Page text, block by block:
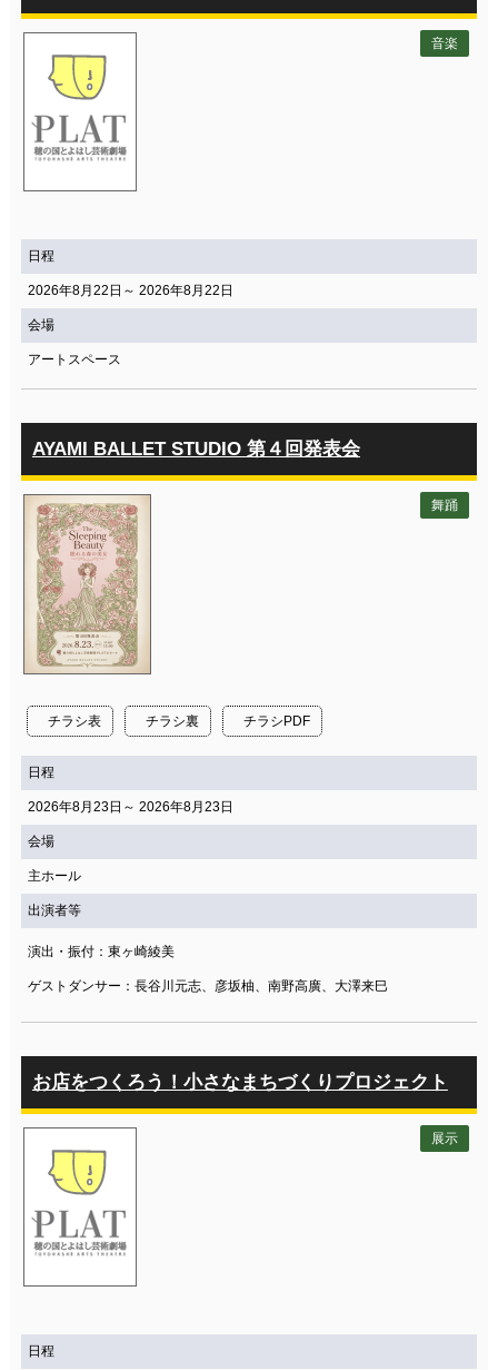
音楽
日程
2026年8月22日～ 2026年8月22日
会場
アートスペース
AYAMI BALLET STUDIO 第４回発表会
チラシ表 チラシ裏 チラシPDF
舞踊
日程
2026年8月23日～ 2026年8月23日
会場
主ホール
出演者等
演出・振付：東ヶ崎綾美
ゲストダンサー：長谷川元志、彦坂柚、南野高廣、大澤来巳
お店をつくろう！小さなまちづくりプロジェクト
展示
日程